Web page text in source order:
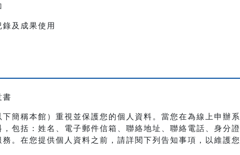
及成果使用
書
簡稱本館）重視並保護您的個人資料。當您在為線上申辦
包括：姓名、電子郵件信箱、聯絡地址、聯絡電話、身分
。在您提供個人資料之前，請詳閱下列告知事項，以維護您